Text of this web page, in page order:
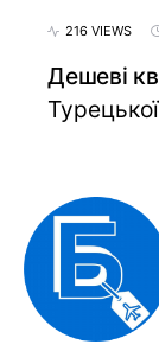
216 VIEWS
Дешеві